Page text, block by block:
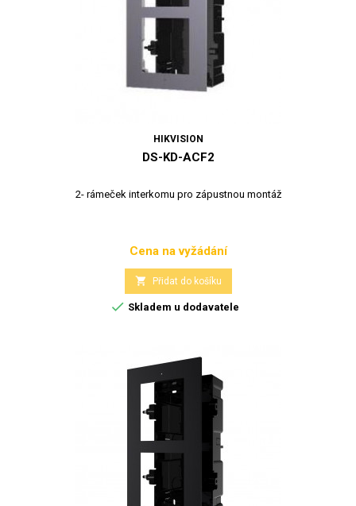
HIKVISION
DS-KD-ACF2
2- rámeček interkomu pro zápustnou montáž
Cena
Cena na vyžádání
 Přidat do košíku
 Skladem u dodavatele